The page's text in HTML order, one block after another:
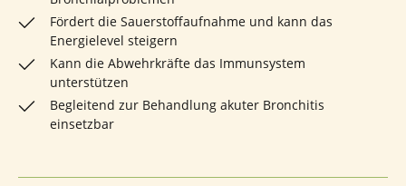
Fördert die Sauerstoffaufnahme und kann das
Energielevel steigern
Kann die Abwehrkräfte das Immunsystem
unterstützen
Begleitend zur Behandlung akuter Bronchitis
einsetzbar